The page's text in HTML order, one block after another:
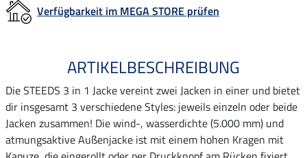
Verfügbarkeit im MEGA STORE prüfen
ARTIKELBESCHREIBUNG
Die STEEDS 3 in 1 Jacke vereint zwei Jacken in einer und bietet
dir insgesamt 3 verschiedene Styles: jeweils einzeln oder beide
Jacken zusammen! Die wind-, wasserdichte (5.000 mm) und
atmungsaktive Außenjacke ist mit einem hohen Kragen mit